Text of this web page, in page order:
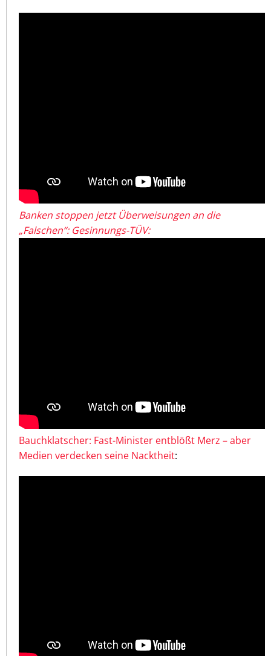
Banken stoppen jetzt Überweisungen an die
„Falschen“: Gesinnungs-TÜV:
Bauchklatscher: Fast-Minister entblößt Merz – aber
Medien verdecken seine Nacktheit: